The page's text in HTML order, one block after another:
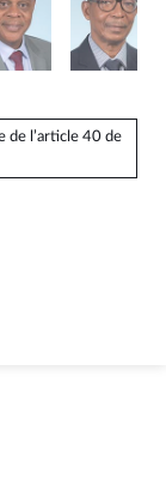
de l’article 40 de